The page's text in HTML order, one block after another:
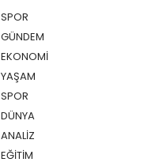
SPOR
GÜNDEM
EKONOMİ
YAŞAM
SPOR
DÜNYA
ANALİZ
EĞİTİM